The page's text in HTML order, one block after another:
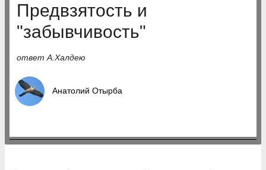
Предвзятость и
"забывчивость"
ответ А.Халдею
Анатолий Отырба